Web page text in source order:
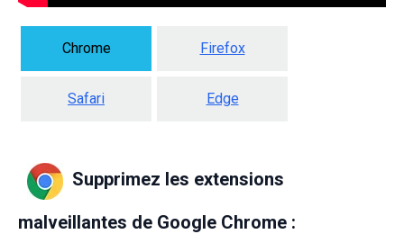
Chrome Firefox
Safari Edge
Supprimez les extensions
malveillantes de Google Chrome :